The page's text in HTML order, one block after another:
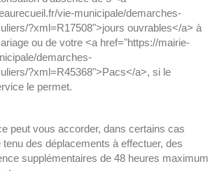
vie-municipale/demarches-
?xml=R17508">jours ouvrables</a> à
ou de votre <a href="https://mairie-
demarches-
?xml=R45368">Pacs</a>, si le
le permet.
peut vous accorder, dans certains cas
des déplacements à effectuer, des
supplémentaires de 48 heures maximum